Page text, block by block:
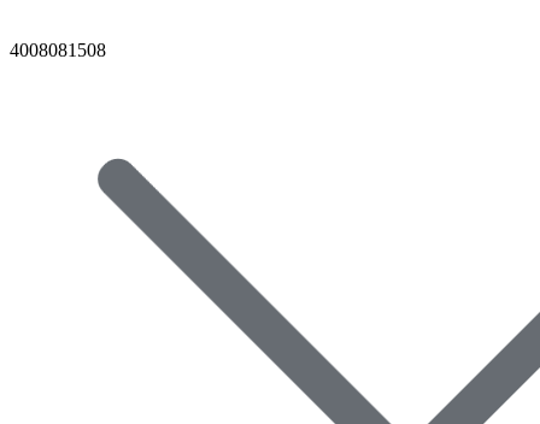
4008081508